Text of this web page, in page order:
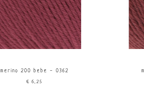
merino 200 bebe - 0362
€6,25